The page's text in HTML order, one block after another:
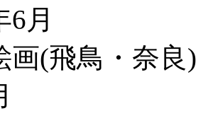
6月
画(飛鳥・奈